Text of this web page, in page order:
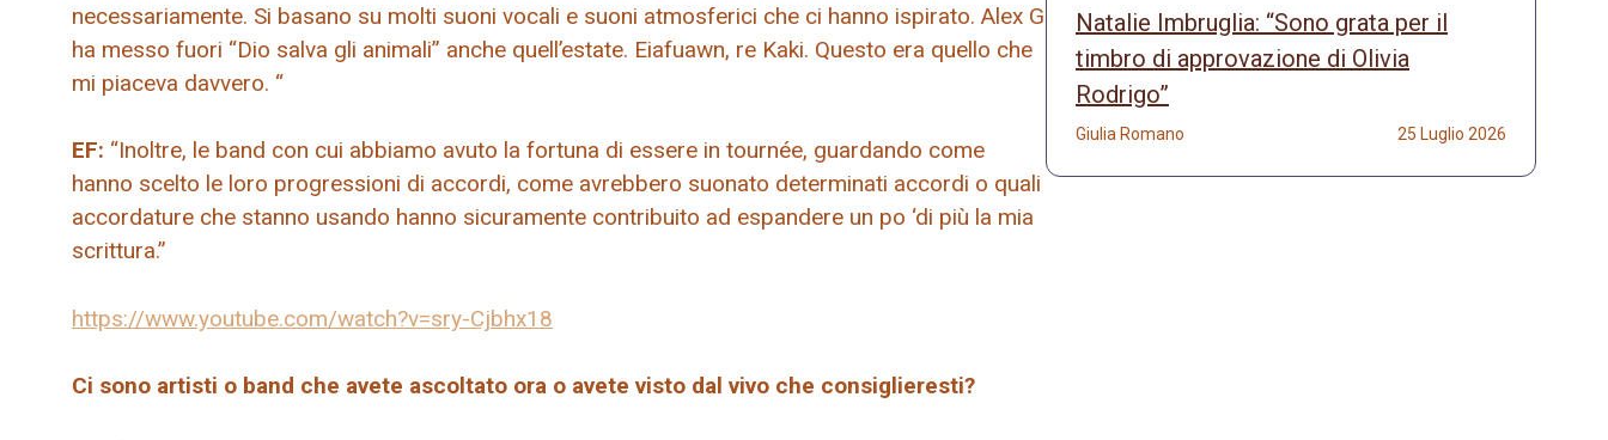
necessariamente. Si basano su molti suoni vocali e suoni atmosferici che ci hanno ispirato. Alex G
ha messo fuori “Dio salva gli animali” anche quell’estate. Eiafuawn, re Kaki. Questo era quello che
mi piaceva davvero. “
EF: “Inoltre, le band con cui abbiamo avuto la fortuna di essere in tournée, guardando come
hanno scelto le loro progressioni di accordi, come avrebbero suonato determinati accordi o quali
accordature che stanno usando hanno sicuramente contribuito ad espandere un po ‘di più la mia
scrittura.”
https://www.youtube.com/watch?v=sry-Cjbhx18
Ci sono artisti o band che avete ascoltato ora o avete visto dal vivo che consiglieresti?
Natalie Imbruglia: “Sono grata per il
timbro di approvazione di Olivia
Rodrigo”
Giulia Romano 25 Luglio 2026